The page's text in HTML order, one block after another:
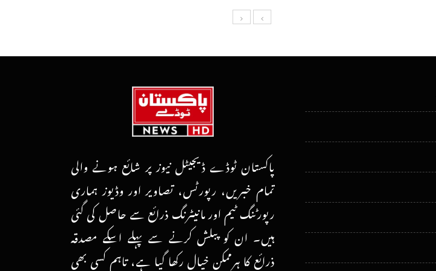
پاکستان ٹوڈے ڈیجیٹل نیوز پر شائع ہونے والی
تمام خبریں، رپورٹس، تصاویر اور وڈیوز ہماری
رپورٹنگ ٹیم اور مانیٹرنگ ذرائع سے حاصل کی گئی
ہیں۔ ان کو پبلش کرنے سے پہلے اسکے مصدقہ
ذرائع کا ہرممکن خیال رکھا گیا ہے، تاہم کسی بھی